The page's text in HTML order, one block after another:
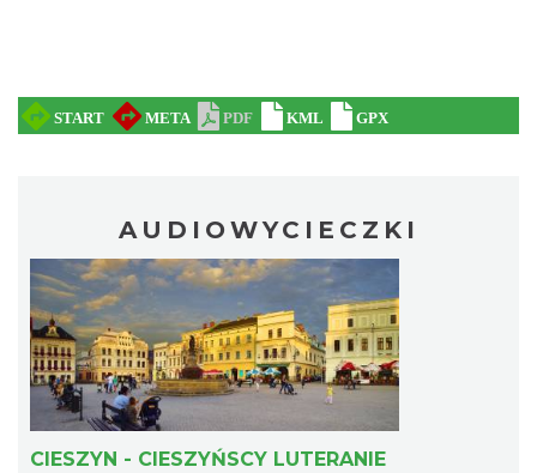
AUDIOWYCIECZKI
CIESZYN - CIESZYŃSCY LUTERANIE